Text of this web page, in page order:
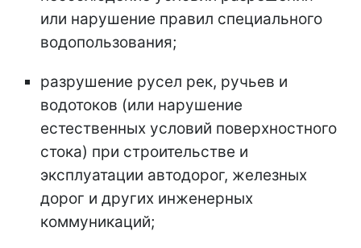
или нарушение правил специального
водопользования;
разрушение русел рек, ручьев и
водотоков (или нарушение
естественных условий поверхностного
стока) при строительстве и
эксплуатации автодорог, железных
дорог и других инженерных
коммуникаций;